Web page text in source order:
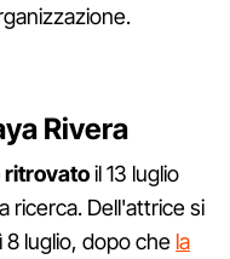
Rivera
ritrovatoil 13 luglio
ricerca. Dell'attrice si
luglio, dopo che la